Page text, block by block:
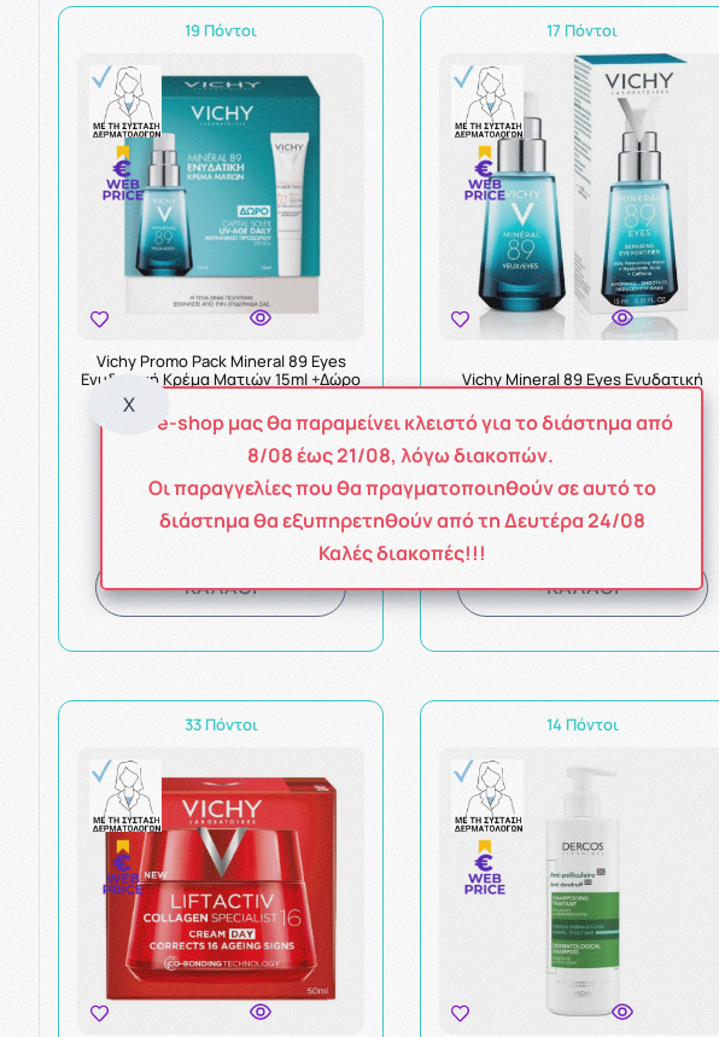
19 Πόντοι
Vichy Promo Pack Mineral 89 Eyes
Ενυδατική Κρέμα Ματιών 15ml +Δώρο
UV-Age Daily SPF50+ Αντηλιακό
Προσώπου 15ml
Η τιμή μας:
18.71€
ΚΑΛΑΘΙ
17 Πόντοι
Vichy Mineral 89 Eyes Ενυδατική
Η τιμή μας:
16.97€
ΚΑΛΑΘΙ
33 Πόντοι 14 Πόντοι
X
Το e-shop μας θα παραμείνει κλειστό για το διάστημα από
8/08έως21/08, λόγω διακοπών.
Οι παραγγελίες που θα πραγματοποιηθούν σε αυτό το
διάστημα θα εξυπηρετηθούν από τη Δευτέρα 24/08
Καλές διακοπές!!!